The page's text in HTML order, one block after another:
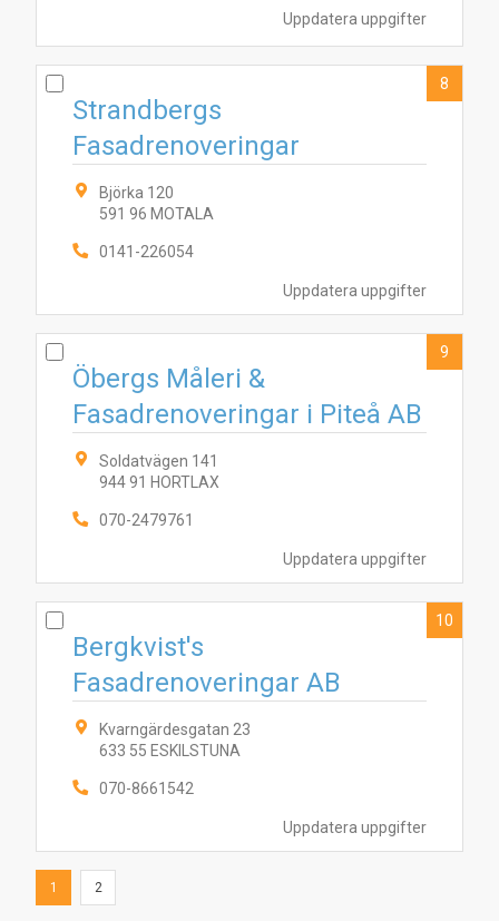
Uppdatera uppgifter
Uppdatera uppgifter
Strandbergs
Fasadrenoveringar
Björka 120
591 96 MOTALA
0141-226054
8
Uppdatera uppgifter
Öbergs Måleri &
Fasadrenoveringar i Piteå AB
Soldatvägen 141
944 91 HORTLAX
070-2479761
9
Uppdatera uppgifter
Bergkvist's
Fasadrenoveringar AB
Kvarngärdesgatan 23
633 55 ESKILSTUNA
070-8661542
10
1 2